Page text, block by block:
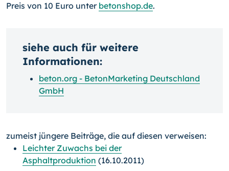
Preis von 10 Euro unter betonshop.de.
siehe auch für weitere
Informationen:
beton.org - BetonMarketing Deutschland
GmbH
zumeist jüngere Beiträge, die auf diesen verweisen:
Leichter Zuwachs bei der
Asphaltproduktion (16.10.2011)